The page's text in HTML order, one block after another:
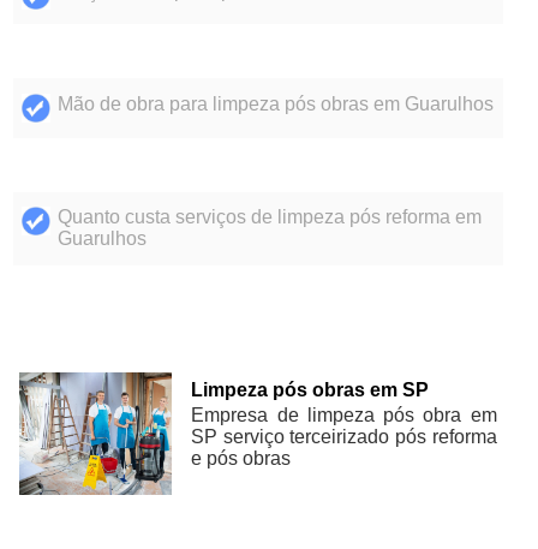
Mão de obra para limpeza pós obras em Guarulhos
Quanto custa serviços de limpeza pós reforma em
Guarulhos
Limpeza pós obras em SP
Empresa de limpeza pós obra em
SP serviço terceirizado pós reforma
e pós obras